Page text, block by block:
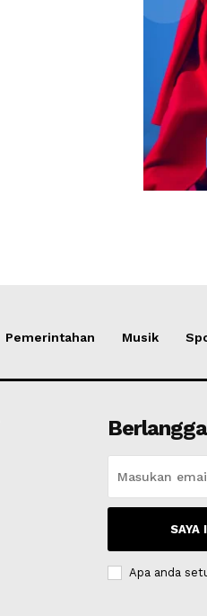
Pemerintahan Musik
SAYA
Apa anda